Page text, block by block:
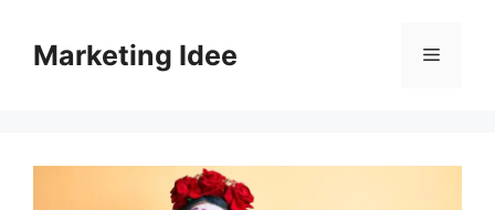
contenuto
Marketing Idee Menu